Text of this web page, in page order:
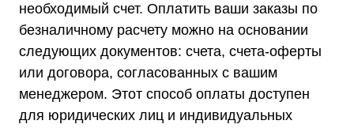
необходимый счет. Оплатить ваши заказы по
безналичному расчету можно на основании
следующих документов: счета, счета-оферты
или договора, согласованных с вашим
менеджером. Этот способ оплаты доступен
для юридических лиц и индивидуальных